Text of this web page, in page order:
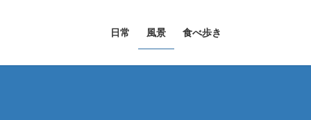
日常 風景 食べ歩き